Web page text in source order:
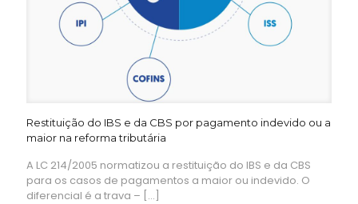
Restituição do IBS e da CBS por pagamento indevido ou a
maior na reforma tributária
A LC 214/2005 normatizou a restituição do IBS e da CBS
para os casos de pagamentos a maior ou indevido. O
diferencial é a trava – […]